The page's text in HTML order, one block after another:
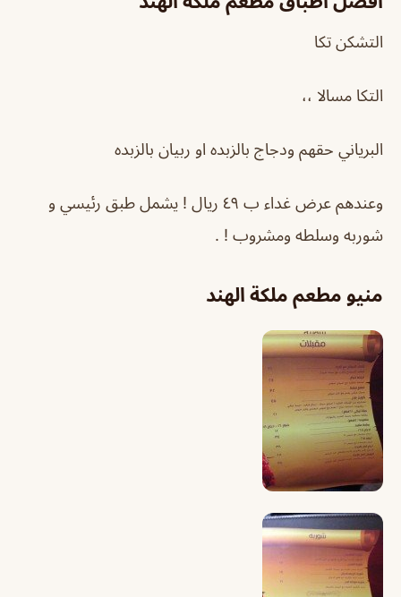
التشكن تكا
التكا مسالا ،،
البرياني حقهم ودجاج بالزبده او ربيان بالزبده
وعندهم عرض غداء ب ٤٩ ريال ! يشمل طبق رئيسي و
شوربه وسلطه ومشروب ! .
منيو مطعم ملكة الهند